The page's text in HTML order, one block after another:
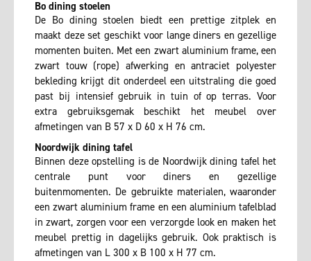
Bo dining stoelen
De Bo dining stoelen biedt een prettige zitplek en
maakt deze set geschikt voor lange diners en gezellige
momenten buiten. Met een zwart aluminium frame, een
zwart touw (rope) afwerking en antraciet polyester
bekleding krijgt dit onderdeel een uitstraling die goed
past bij intensief gebruik in tuin of op terras. Voor
extra gebruiksgemak beschikt het meubel over
afmetingen van B 57 x D 60 x H 76 cm.
Noordwijk dining tafel
Binnen deze opstelling is de Noordwijk dining tafel het
centrale punt voor diners en gezellige
buitenmomenten. De gebruikte materialen, waaronder
een zwart aluminium frame en een aluminium tafelblad
in zwart, zorgen voor een verzorgde look en maken het
meubel prettig in dagelijks gebruik. Ook praktisch is
afmetingen van L 300 x B 100 x H 77 cm.